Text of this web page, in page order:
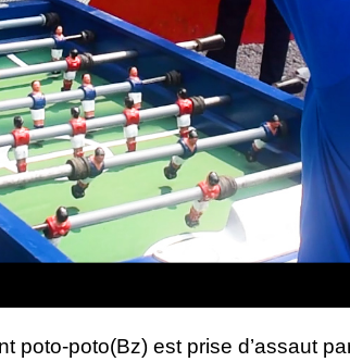
poto(Bz) est prise d’assaut